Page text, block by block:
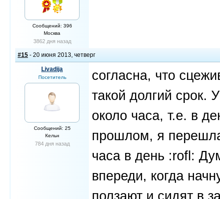
Сообщений: 396
Москва
3862 дня назад
#15 - 20 июня 2013, четверг
Livadija
Посетитель
Сообщений: 25
Кельн
784 дня назад
согласна, что
такой долгий срок.
около часа, т.е. в
прошлом, я перешла
часа в день :rofl:
впереди, когда
ползают и сидят в